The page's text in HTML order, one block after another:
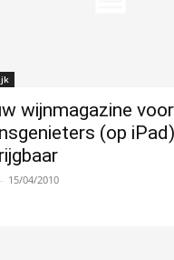
wijnmagazine
(op iPad)
- 15/04/2010